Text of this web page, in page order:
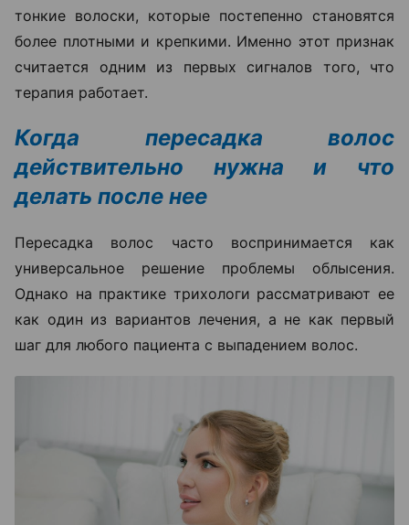
тонкие волоски, которые постепенно становятся
более плотными и крепкими. Именно этот признак
считается одним из первых сигналов того, что
терапия работает.
Когда пересадка волос
действительно нужна и что
делать после нее
Пересадка волос часто воспринимается как
универсальное решение проблемы облысения.
Однако на практике трихологи рассматривают ее
как один из вариантов лечения, а не как первый
шаг для любого пациента с выпадением волос.